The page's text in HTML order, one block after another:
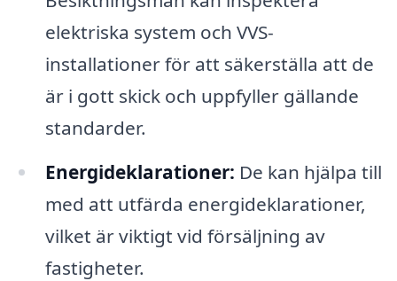
elektriska system och VVS-
installationer för att säkerställa att de
är i gott skick och uppfyller gällande
standarder.
Energideklarationer: De kan hjälpa till
med att utfärda energideklarationer,
vilket är viktigt vid försäljning av
fastigheter.